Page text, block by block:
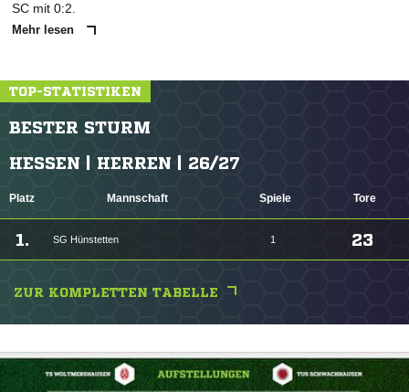
SC mit 0:2.
Mehr lesen
TOP-STATISTIKEN
BESTER STURM
HESSEN | HERREN | 26/27
Platz Mannschaft Spiele Tore
1. SG Hünstetten 1 23
ZUR KOMPLETTEN TABELLE